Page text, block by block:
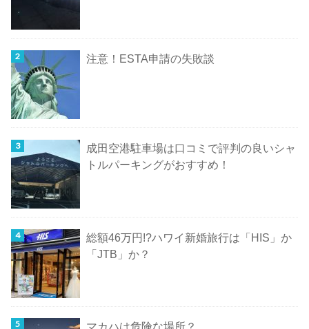
注意！ESTA申請の失敗談
成田空港駐車場は口コミで評判の良いシャ
トルパーキングがおすすめ！
総額46万円!?ハワイ新婚旅行は「HIS」か
「JTB」か？
マカハは危険な場所？